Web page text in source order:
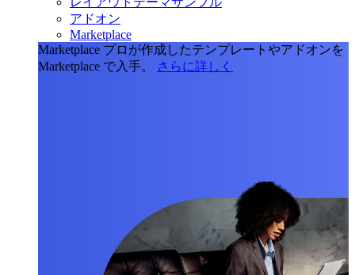
アドオン
Marketplace
Marketplace プロが作成したテンプレートやアドオンを
Marketplace で入手。
さらに詳しく